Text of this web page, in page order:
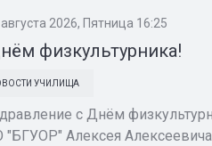
2026, Пятница 16:25
физкультурника!
УЧИЛИЩА
с Днём
"БГУОР" Алексея